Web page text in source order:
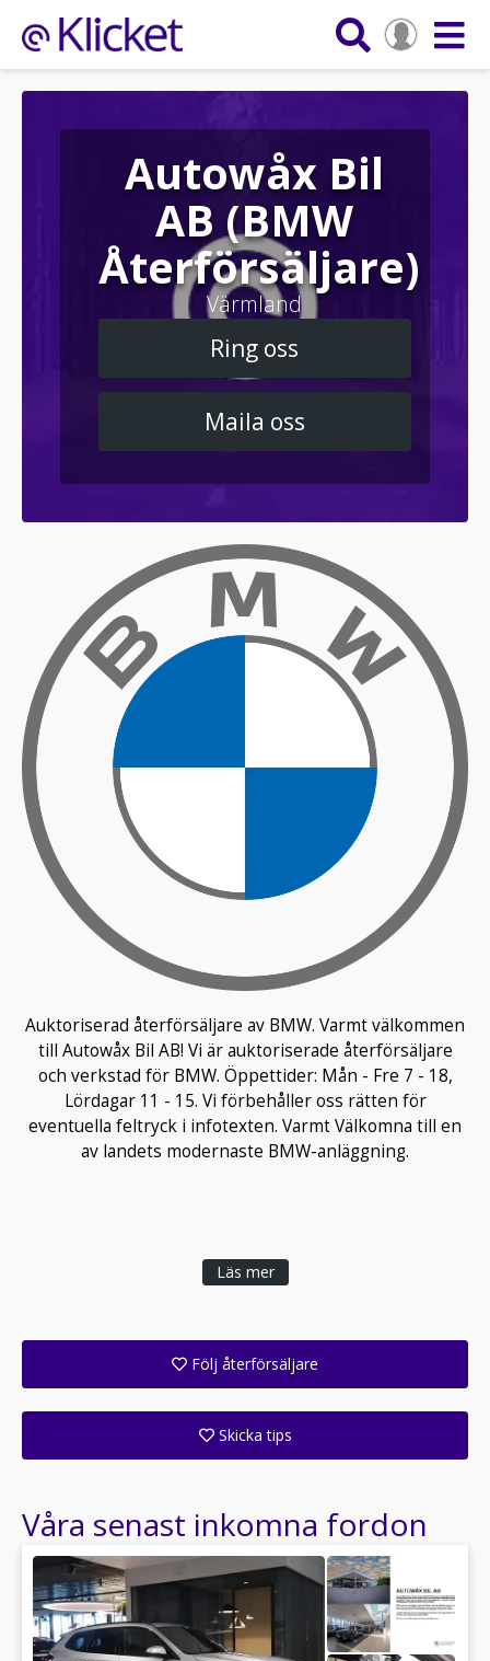
Autowåx Bil
AB (BMW
Återförsäljare)
Värmland
Ring oss
Maila oss
Auktoriserad återförsäljare av BMW. Varmt välkommen
till Autowåx Bil AB! Vi är auktoriserade återförsäljare
och verkstad för BMW. Öppettider: Mån - Fre 7 - 18,
Lördagar 11 - 15. Vi förbehåller oss rätten för
eventuella feltryck i infotexten. Varmt Välkomna till en
av landets modernaste BMW-anläggning.
Läs mer
Följ återförsäljare
Skicka tips
Våra senast inkomna fordon